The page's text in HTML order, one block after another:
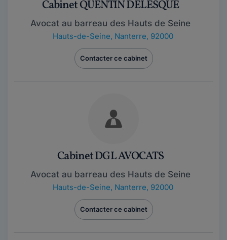
Cabinet QUENTIN DELESQUE
Avocat au barreau des Hauts de Seine
Hauts-de-Seine, Nanterre, 92000
Contacter ce cabinet
Cabinet DGL AVOCATS
Avocat au barreau des Hauts de Seine
Hauts-de-Seine, Nanterre, 92000
Contacter ce cabinet